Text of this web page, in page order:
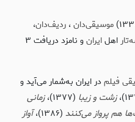
موسیقی‌دان، ردیف‌دان،
اهلایرانو نامزد دریافت ۳
فیلمدر ایران به‌شمار می‌آید و
زشت و زیبا (۱۳۷۷)،
زمانی
هم پرواز می‌کنند(۱۳۸۶)،
آواز